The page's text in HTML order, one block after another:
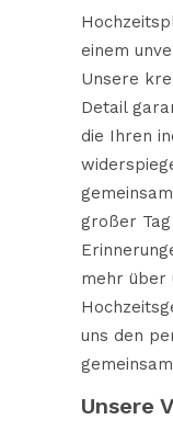
einem
Unsere
Detail
die Ihren
großer
mehr über
uns den
Unsere